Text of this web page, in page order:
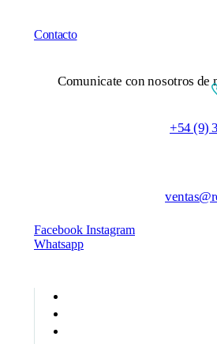
Contacto
Comunicate con nosotros de
+54 (9)
Facebook Instagram
Whatsapp